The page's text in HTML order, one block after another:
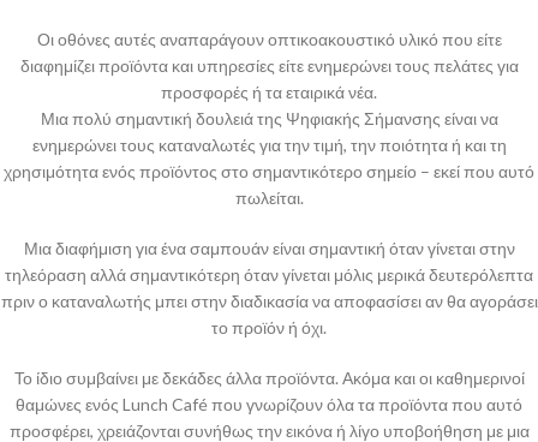
Οι οθόνες αυτές αναπαράγουν οπτικοακουστικό υλικό που είτε
διαφημίζει προϊόντα και υπηρεσίες είτε ενημερώνει τους πελάτες για
προσφορές ή τα εταιρικά νέα.
Μια πολύ σημαντική δουλειά της Ψηφιακής Σήμανσης είναι να
ενημερώνει τους καταναλωτές για την τιμή, την ποιότητα ή και τη
χρησιμότητα ενός προϊόντος στο σημαντικότερο σημείο – εκεί που αυτό
πωλείται.
Μια διαφήμιση για ένα σαμπουάν είναι σημαντική όταν γίνεται στην
τηλεόραση αλλά σημαντικότερη όταν γίνεται μόλις μερικά δευτερόλεπτα
πριν ο καταναλωτής μπει στην διαδικασία να αποφασίσει αν θα αγοράσει
το προϊόν ή όχι.
Το ίδιο συμβαίνει με δεκάδες άλλα προϊόντα. Ακόμα και οι καθημερινοί
θαμώνες ενός Lunch Café που γνωρίζουν όλα τα προϊόντα που αυτό
προσφέρει, χρειάζονται συνήθως την εικόνα ή λίγο υποβοήθηση με μια